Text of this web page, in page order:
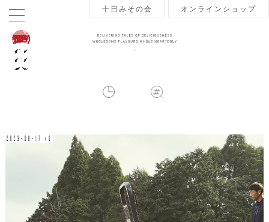
十日みその会 オンラインショップ
2023-08-17 v0